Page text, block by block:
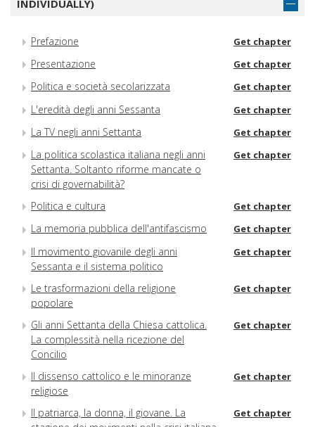
INDIVIDUALLY)
Prefazione Get chapter
Presentazione Get chapter
Politica e società secolarizzata Get chapter
L'eredità degli anni Sessanta Get chapter
La TV negli anni Settanta Get chapter
La politica scolastica italiana negli anni
Settanta. Soltanto riforme mancate o
crisi di governabilità?
Get chapter
Politica e cultura Get chapter
La memoria pubblica dell'antifascismo Get chapter
Il movimento giovanile degli anni
Sessanta e il sistema politico
Get chapter
Le trasformazioni della religione
popolare
Get chapter
Gli anni Settanta della Chiesa cattolica.
La complessità nella ricezione del
Concilio
Get chapter
Il dissenso cattolico e le minoranze
religiose
Get chapter
Il patriarca, la donna, il giovane. La
Get chapter